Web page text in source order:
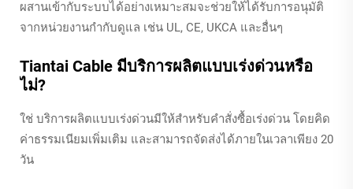
ผสานเข้ากับระบบได้อย่างเหมาะสมจะช่วยให้ได้รับการอนุมัติ
จากหน่วยงานกำกับดูแล เช่น UL, CE, UKCA และอื่นๆ
Tiantai Cable มีบริการผลิตแบบเร่งด่วนหรือ
ไม่?
ใช่ บริการผลิตแบบเร่งด่วนมีให้สำหรับคำสั่งซื้อเร่งด่วน โดยคิด
ค่าธรรมเนียมเพิ่มเติม และสามารถจัดส่งได้ภายในเวลาเพียง 20
วัน